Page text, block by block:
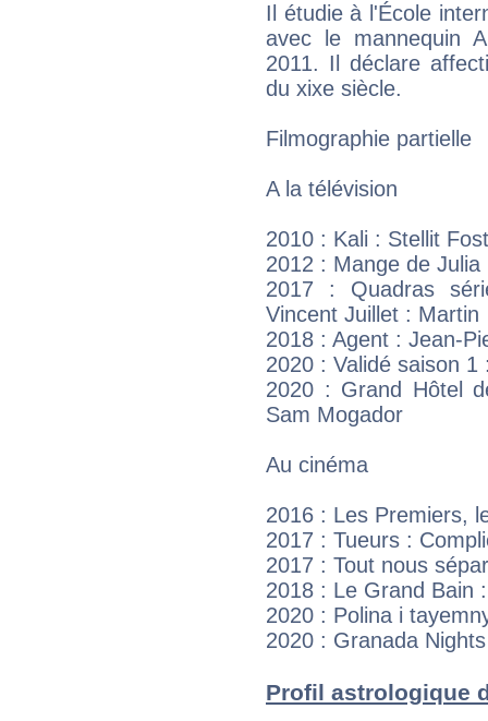
Il étudie à l'École
avec le mannequin
2011. Il déclare
du xixe siècle.
Filmographie partielle
A la télévision
2010 : Kali : Stellit
2012 : Mange de
2017 : Quadras
Vincent Juillet : Martin
2018 : Agent : Jean-
2020 : Validé saison 1
2020 : Grand Hôtel
Sam Mogador
Au cinéma
2016 : Les Premiers,
2017 : Tueurs :
2017 : Tout nous
2018 : Le Grand Bain
2020 : Polina i
2020 : Granada
Profil astrologique